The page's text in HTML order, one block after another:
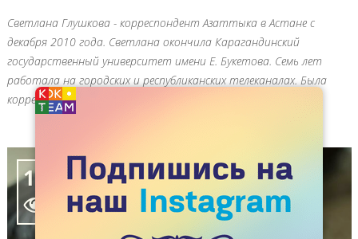
Светлана Глушкова - корреспондент Азаттыка в Астане с
декабря 2010 года. Светлана окончила Карагандинский
государственный университет имени Е. Букетова. Семь лет
работала на городских и республиканских телеканалах. Была
корреспондентом службы новостей, редактором программ.
10280
